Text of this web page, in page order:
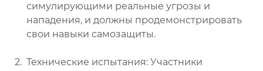
симулирующими реальные угрозы и
нападения, и должны продемонстрировать
свои навыки самозащиты.
Технические испытания: Участники